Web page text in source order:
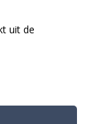
uit de